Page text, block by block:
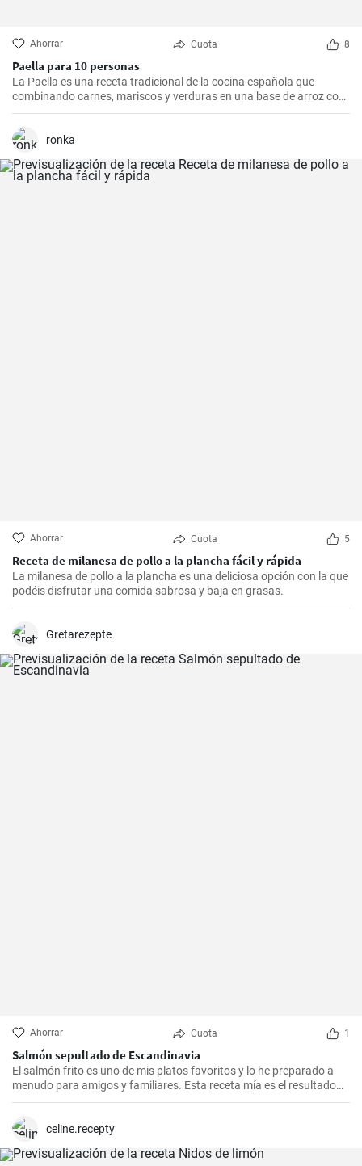
Ahorrar Cuota 8
Paella para 10 personas
La Paella es una receta tradicional de la cocina española que
combinando carnes, mariscos y verduras en una base de arroz con
una mezcla de especias, ofrece una experiencia culinaria llena de
sabores y texturas. Aunque cada región de España tiene su propia
forma de hacer la paella, esta receta se acerca a la versión más
ronka
Ahorrar Cuota 5
Receta de milanesa de pollo a la plancha fácil y rápida
La milanesa de pollo a la plancha es una deliciosa opción con la que
podéis disfrutar una comida sabrosa y baja en grasas.
Gretarezepte
Ahorrar Cuota 1
Salmón sepultado de Escandinavia
El salmón frito es uno de mis platos favoritos y lo he preparado a
menudo para amigos y familiares. Esta receta mía es el resultado
de mucha experimentación y personalización. Lo sorprendente es
impresionante. Un trozo de filete de salmón fresco se marina en un
celine.recepty